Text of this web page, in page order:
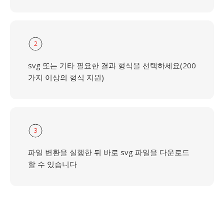
2
svg 또는 기타 필요한 결과 형식을 선택하세요(200
가지 이상의 형식 지원)
3
파일 변환을 실행한 뒤 바로 svg 파일을 다운로드
할 수 있습니다